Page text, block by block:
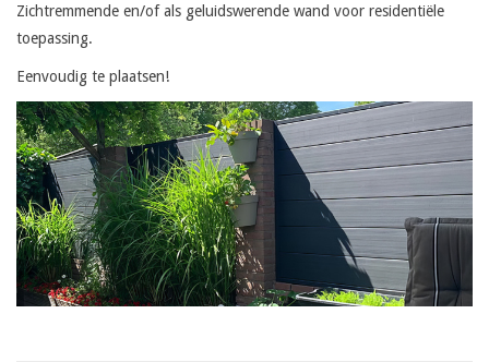
Contact
Blog
Zichtremmende en/of als geluidswerende wand voor residentiële
toepassing.
Eenvoudig te plaatsen!